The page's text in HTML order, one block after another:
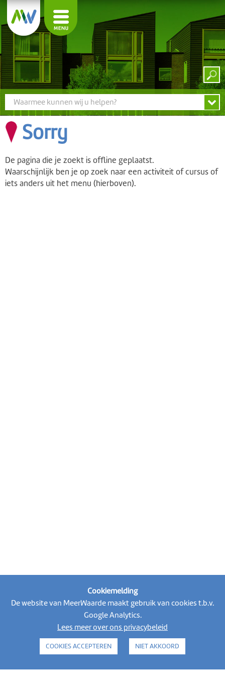
Waarmee kunnen wij u helpen?
Sorry
De pagina die je zoekt is offline geplaatst.
Waarschijnlijk ben je op zoek naar een activiteit of cursus of
iets anders uit het menu (hierboven).
Volg MeerWaarde op social media
Cookiemelding
De website van MeerWaarde maakt gebruik van cookies t.b.v.
Google Analytics.
Lees meer over ons privacybeleid
COOKIES ACCEPTEREN NIET AKKOORD